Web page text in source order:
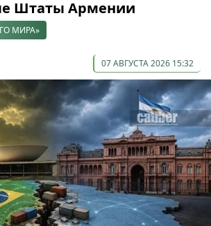
Штаты Армении
МИРА»
07 АВГУСТА 2026 15:32